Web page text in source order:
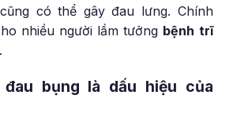
có thể gây đau lưng. Chính
nhiều người lầm tưởng bệnh trĩ
.
bụng là dấu hiệu của